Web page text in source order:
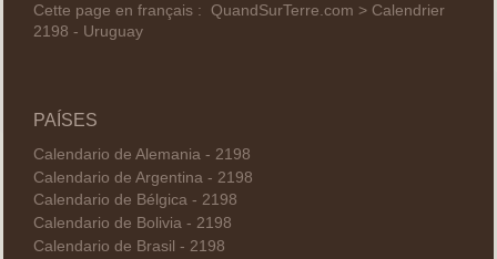
Cette page en français : QuandSurTerre.com > Calendrier
2198 - Uruguay
PAÍSES
Calendario de Alemania - 2198
Calendario de Argentina - 2198
Calendario de Bélgica - 2198
Calendario de Bolivia - 2198
Calendario de Brasil - 2198